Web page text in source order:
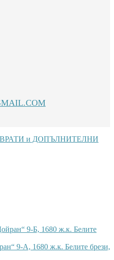
и ДОПЪЛНИТЕЛНИ
9-Б, 1680 ж.к. Белите
9-А, 1680 ж.к. Белите брези,